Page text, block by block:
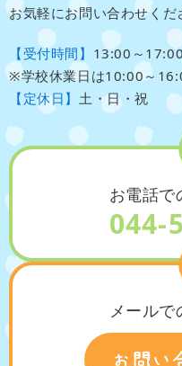
お気軽にお問い合わせくだ
【受付時間】 13:00～
※学校休業日は10:00～
【定休日】 土・日・祝
お電話で
044-
メール